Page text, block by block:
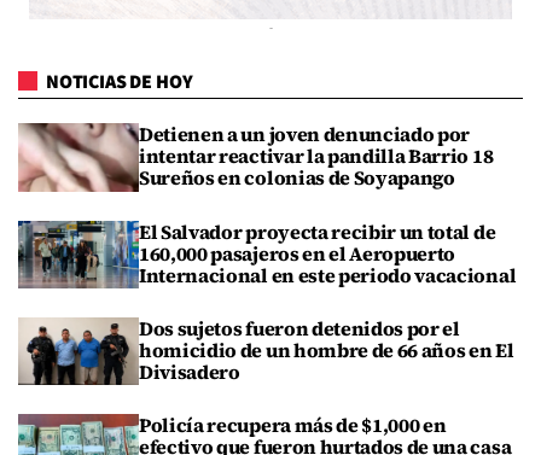
NOTICIAS DE HOY
Detienen a un joven denunciado por
intentar reactivar la pandilla Barrio 18
Sureños en colonias de Soyapango
El Salvador proyecta recibir un total de
160,000 pasajeros en el Aeropuerto
Internacional en este periodo vacacional
Dos sujetos fueron detenidos por el
homicidio de un hombre de 66 años en El
Divisadero
Policía recupera más de $1,000 en
efectivo que fueron hurtados de una casa